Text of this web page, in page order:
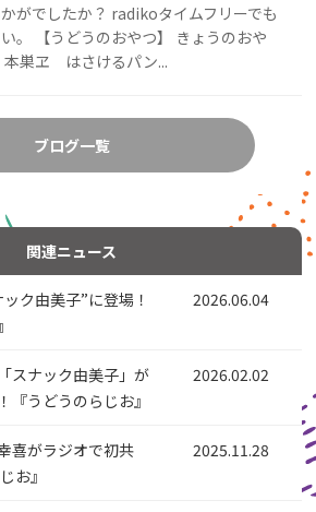
がでしたか？ radikoタイムフリーでも
。 【うどうのおやつ】 きょうのおや
巣ヱ はさけるパン...
ブログ一覧
関連ニュース
ク由美子”に登場！
2026.06.04
スナック由美子」が
『うどうのらじお』
2026.02.02
喜がラジオで初共
お』
2025.11.28